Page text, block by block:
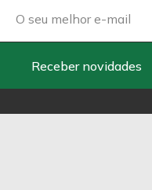
Receber novidades